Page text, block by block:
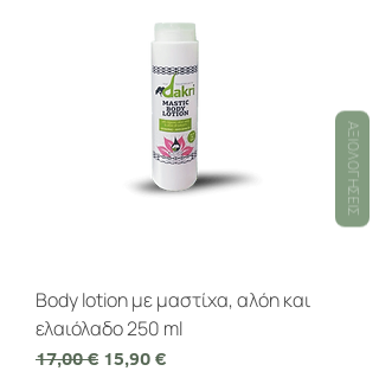
Body lotion με μαστίχα, αλόη και
ελαιόλαδο 250 ml
Κανονική τιμή
17,00 € Τιμή Έκπτωσης
15,90 €
ΑΞΙΟΛΟΓΉΣΕΙΣ